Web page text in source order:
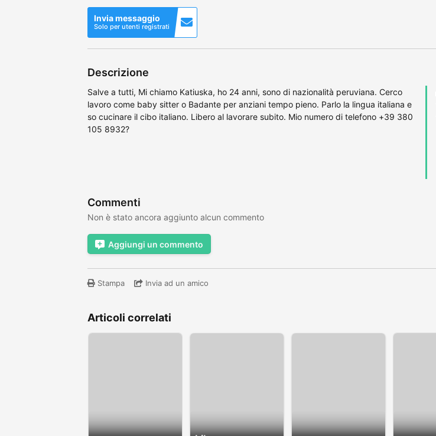
Invia messaggio
Solo per utenti registrati
Descrizione
Salve a tutti, Mi chiamo Katiuska, ho 24 anni, sono di nazionalità peruviana. Cerco
lavoro come baby sitter o Badante per anziani tempo pieno. Parlo la lingua italiana e
so cucinare il cibo italiano. Libero al lavorare subito. Mio numero di telefono +39 380
105 8932?
Commenti
Non è stato ancora aggiunto alcun commento
Aggiungi un commento
Stampa Invia ad un amico
Articoli correlati